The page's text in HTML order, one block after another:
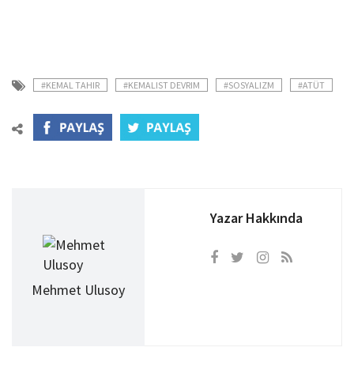
#KEMAL TAHIR #KEMALIST DEVRIM #SOSYALIZM #ATÜT
Mehmet Ulusoy
Yazar Hakkında